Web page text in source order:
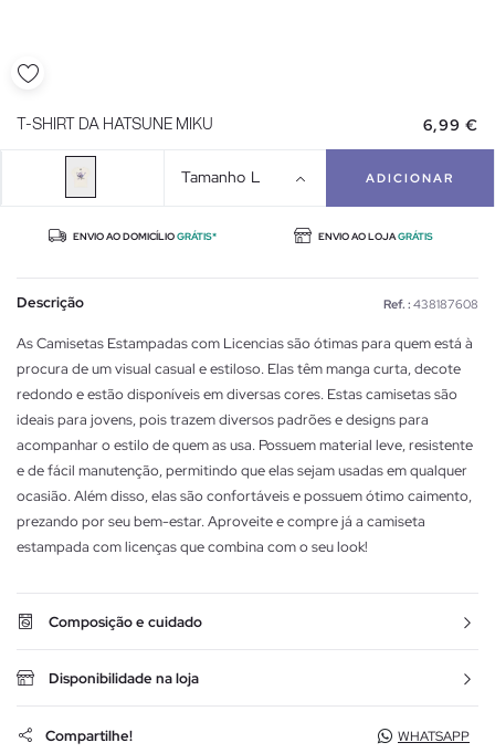
T-SHIRT DA HATSUNE MIKU 6,99 €
Tamanho L ADICIONAR
ENVIO AO DOMICÍLIOGRÁTIS* ENVIO AO LOJAGRÁTIS
Descrição Ref. : 438187608
As Camisetas Estampadas com Licencias são ótimas para quem está à
procura de um visual casual e estiloso. Elas têm manga curta, decote
redondo e estão disponíveis em diversas cores. Estas camisetas são
ideais para jovens, pois trazem diversos padrões e designs para
acompanhar o estilo de quem as usa. Possuem material leve, resistente
e de fácil manutenção, permitindo que elas sejam usadas em qualquer
ocasião. Além disso, elas são confortáveis e possuem ótimo caimento,
prezando por seu bem-estar. Aproveite e compre já a camiseta
estampada com licenças que combina com o seu look!
Composição e cuidado
Disponibilidade na loja
Compartilhe! WHATSAPP